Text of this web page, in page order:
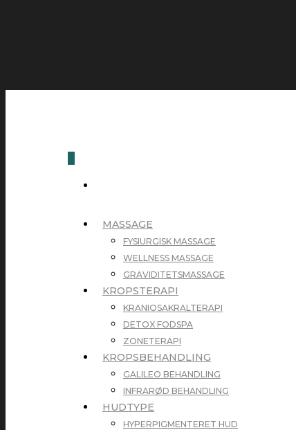
MASSAGE
FYSIURGISK MASSAGE
WELLNESS MASSAGE
GRAVIDITETSMASSAGE
KROPSTERAPI
KRANIOSAKRALTERAPI
DETOX FODSPA
ZONETERAPI
KROPSBEHANDLING
GALILEO BEHANDLING
INFRARØD BEHANDLING
HUDTYPE
HYPERPIGMENTERET HUD